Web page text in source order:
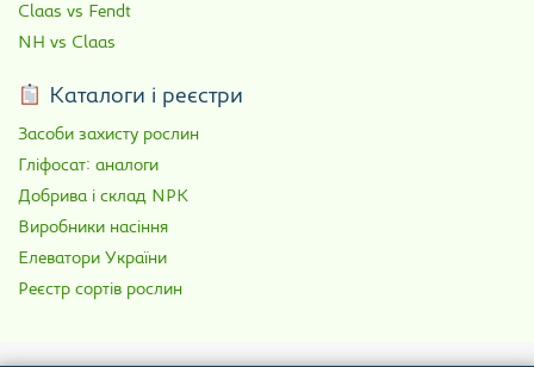
Claas vs Fendt
NH vs Claas
Каталоги і реєстри
Засоби захисту рослин
Гліфосат: аналоги
Добрива і склад NPK
Виробники насіння
Елеватори України
Реєстр сортів рослин